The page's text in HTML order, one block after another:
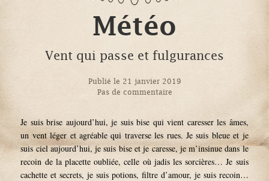
Météo
Vent qui passe et fulgurances
Publié le 21 janvier 2019
Pas de commentaire
Je suis brise aujourd’hui, je suis bise qui vient caresser les âmes,
un vent léger et agréable qui traverse les rues. Je suis bleue et je
suis ciel aujourd’hui, je suis bise et je caresse, je m’insinue dans le
recoin de la placette oubliée, celle où jadis les sorcières… Je suis
cachette et secrets, je suis potions, filtre d’amour, je suis recoin…